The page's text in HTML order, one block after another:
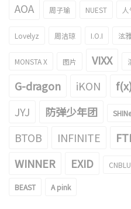
AOA 周子瑜 NUEST
Lovelyz 周洁琼 I.O.I 泫
MONSTA X 图片 VIXX
G-dragon iKON
JYJ 防弹少年团
BTOB INFINITE
WINNER
EXID
BEAST A pink